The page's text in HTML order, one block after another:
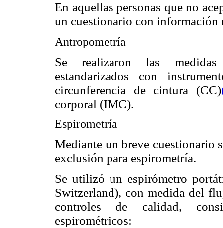
En aquellas personas que no
un cuestionario con información
Antropometría
Se realizaron las medidas
estandarizados con
circunferencia de cintura (CC)
corporal (IMC).
Espirometría
Mediante un breve cuestionario
exclusión para espirometría.
Se utilizó un espirómetro
Switzerland), con medida del
controles de calidad,
espirométricos: